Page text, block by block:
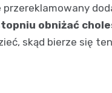
obniżać
skąd bierze się